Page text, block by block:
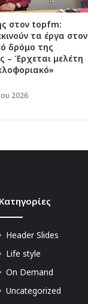
στον topfm:
τα έργα στον
δρόμο της
– Έρχεται μελέτη
2026
Kατηγορίες
Header Slides
Life style
On Demand
Uncategorized